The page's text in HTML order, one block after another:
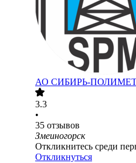
АО СИБИРЬ-
3.3
•
35 отзывов
Змеиногорск
Откликнитесь среди
Откликнуться